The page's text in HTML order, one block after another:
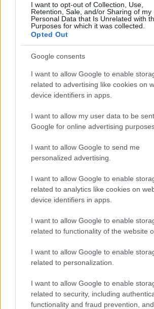
I want to opt-out of Collection, Use,
Retention, Sale, and/or Sharing of my
Personal Data that Is Unrelated with
Purposes for which it was collected.
Opted Out
Google consents
I want to allow Google to enable
related to advertising like cookies on
device identifiers in apps.
I want to allow my user data to be
Google for online advertising
I want to allow Google to send me
personalized advertising.
I want to allow Google to enable
related to analytics like cookies on
device identifiers in apps.
I want to allow Google to enable
related to functionality of the website
I want to allow Google to enable
related to personalization.
I want to allow Google to enable
related to security, including
functionality and fraud prevention,
Meccs Center
Paris Saint-Germain
Manchester United
Nya Ullevi, Göteborg
2026-08-08 17:00